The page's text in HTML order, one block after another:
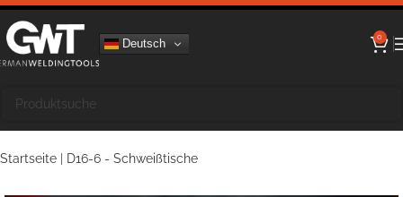
Deutsch 0
Startseite D16-6 - Schweißtische